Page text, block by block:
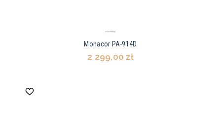
Monacor PA-914D
2 299,00 zł